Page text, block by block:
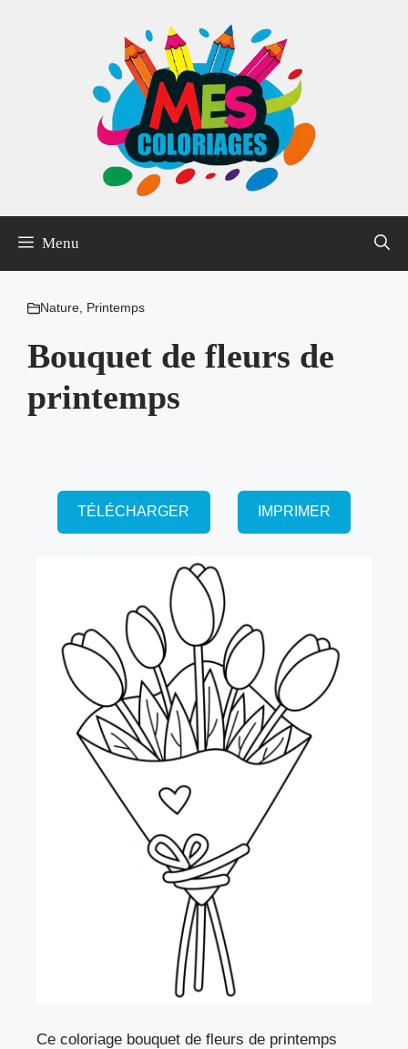
Menu
Nature, Printemps
Bouquet de fleurs de
printemps
TÉLÉCHARGER IMPRIMER
Ce coloriage bouquet de fleurs de printemps